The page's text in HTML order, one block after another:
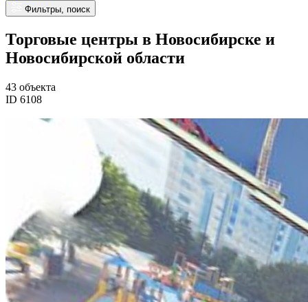
Фильтры, поиск
Торговые центры в Новосибирске и
Новосибирской области
43 объекта
ID 6108